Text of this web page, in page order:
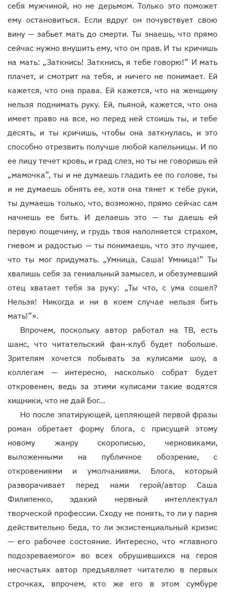
себя мужчиной, но не дерьмом. Только это поможет
ему остановиться. Если вдруг он почувствует свою
вину — забьет мать до смерти. Ты знаешь, что прямо
сейчас нужно внушить ему, что он прав. И ты кричишь
на мать: „Заткнись! Заткнись, я тебе говорю!” И мать
плачет, и смотрит на тебя, и ничего не понимает. Ей
кажется, что она права. Ей кажется, что на женщину
нельзя поднимать руку. Ей, пьяной, кажется, что она
имеет право на все, но перед ней стоишь ты, и тебе
десять, и ты кричишь, чтобы она заткнулась, и это
способно отрезвить получше любой капельницы. И по
ее лицу течет кровь, и град слез, но ты не говоришь ей
„мамочка”, ты и не думаешь гладить ее по голове, ты
и не думаешь обнять ее, хотя она тянет к тебе руки,
ты думаешь только, что, возможно, прямо сейчас сам
начнешь ее бить. И делаешь это — ты даешь ей
первую пощечину, и грудь твоя наполняется страхом,
гневом и радостью — ты понимаешь, что это лучшее,
что ты мог придумать. „Умница, Саша! Умница!” Ты
хвалишь себя за гениальный замысел, и обезумевший
отец хватает тебя за руку: „Ты что, с ума сошел?
Нельзя! Никогда и ни в коем случае нельзя бить
мать!”».
Впрочем, поскольку автор работал на ТВ, есть
шанс, что читательский фан-клуб будет побольше.
Зрителям хочется побывать за кулисами шоу, а
коллегам — интересно, насколько собрат будет
откровенен, ведь за этими кулисами такие водятся
хищники, что не дай Бог…
Но после эпатирующей, цепляющей первой фразы
роман обретает форму блога, с присущей этому
новому жанру скорописью, черновиками,
выложенными на публичное обозрение, с
откровениями и умолчаниями. Блога, который
разворачивает перед нами герой/автор Саша
Филипенко, эдакий нервный интеллектуал
творческой профессии. Сходу не понять, то ли у парня
действительно беда, то ли экзистенциальный кризис
— его рабочее состояние. Интересно, что «главного
подозреваемого» во всех обрушившихся на героя
несчастьях автор предъявляет читателю в первых
строчках, впрочем, кто жe его в этом сумбуре